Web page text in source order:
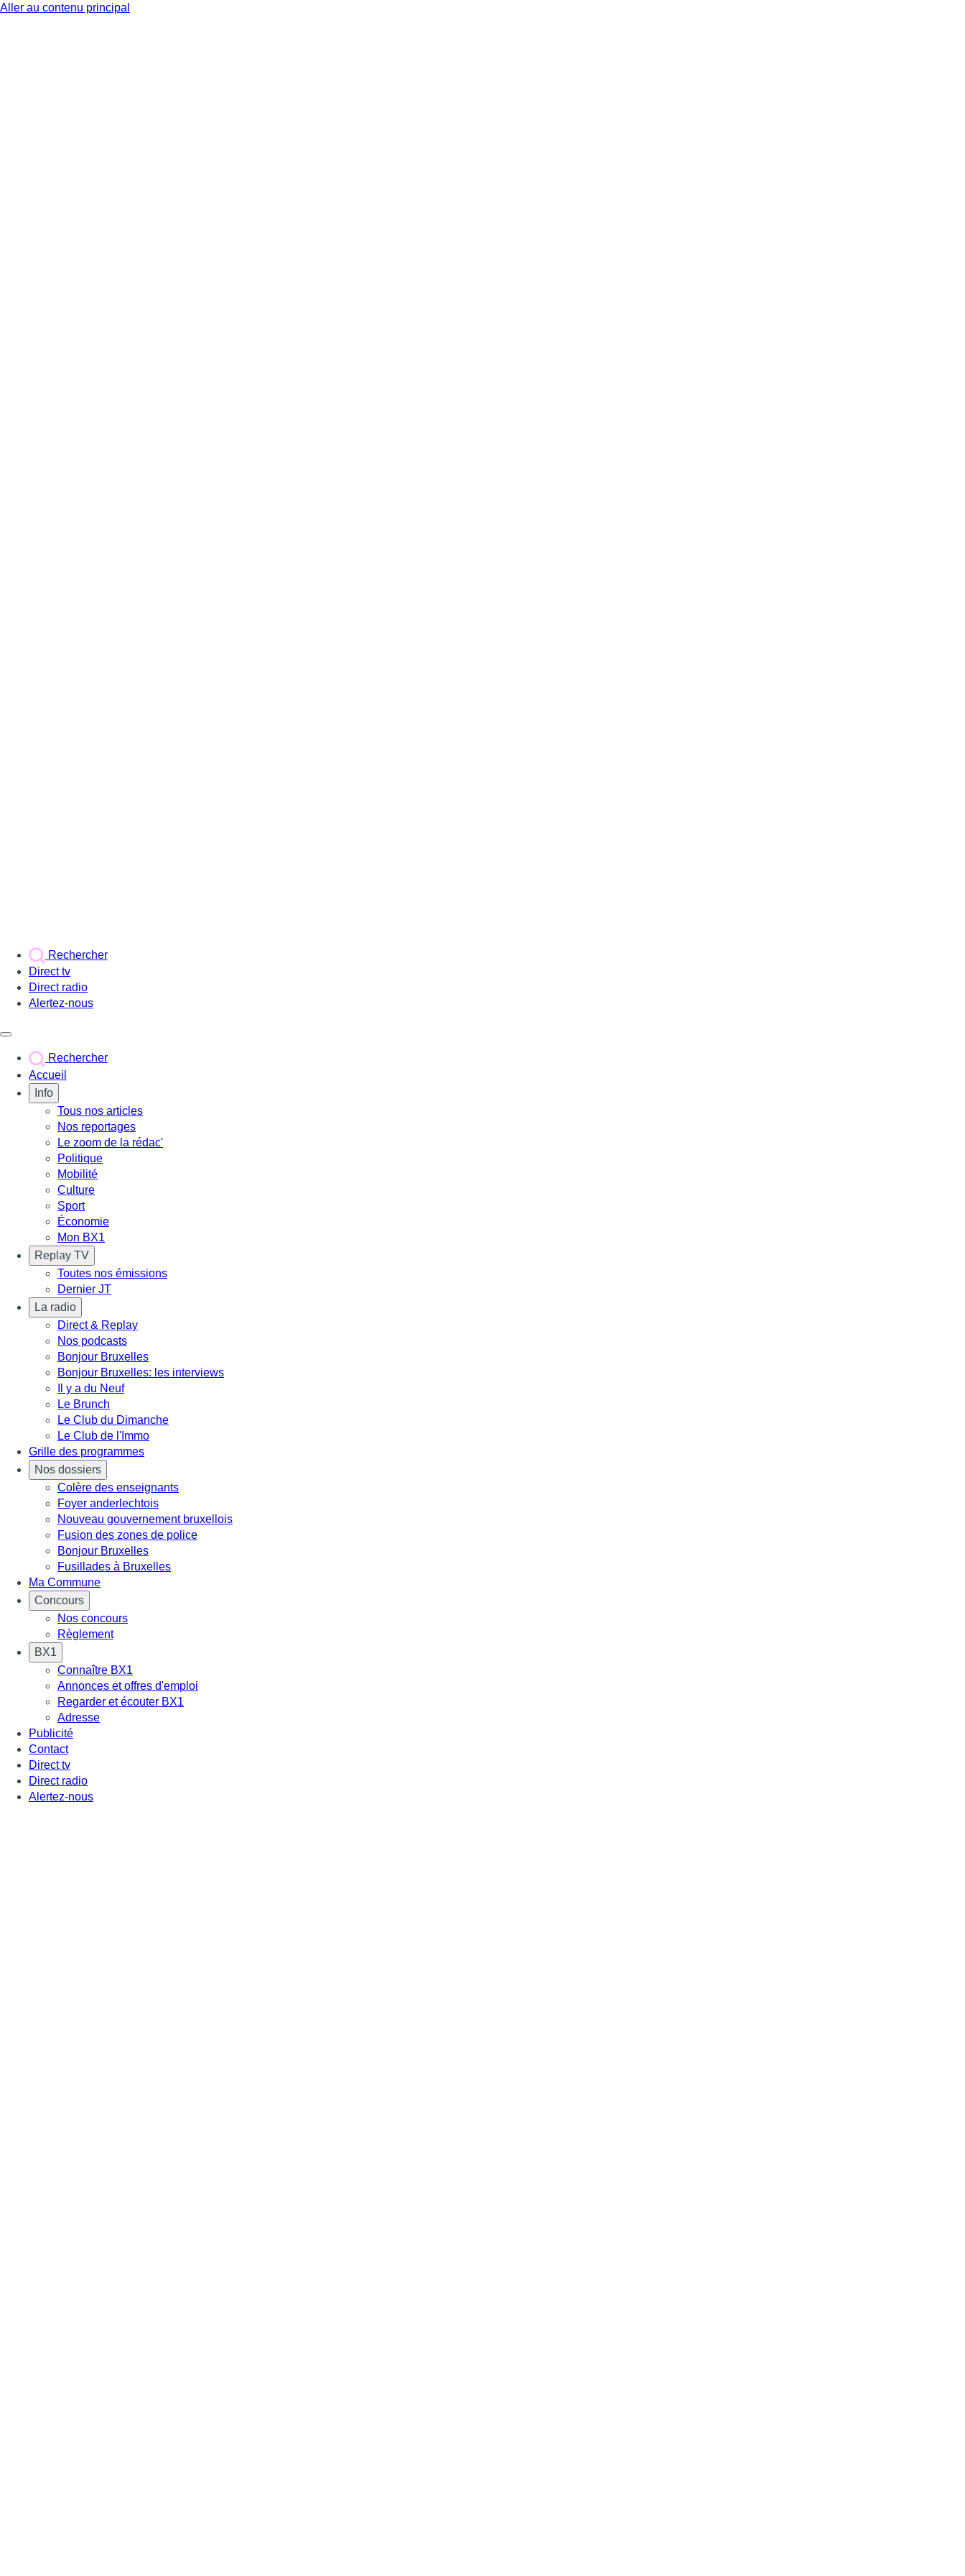
Aller au contenu principal
Rechercher
Direct tv
Direct radio
Alertez-nous
Rechercher
Accueil
Info
Tous nos articles
Nos reportages
Le zoom de la rédac'
Politique
Mobilité
Culture
Sport
Économie
Mon BX1
Replay TV
Toutes nos émissions
Dernier JT
La radio
Direct & Replay
Nos podcasts
Bonjour Bruxelles
Bonjour Bruxelles: les interviews
Il y a du Neuf
Le Brunch
Le Club du Dimanche
Le Club de l'Immo
Grille des programmes
Nos dossiers
Colère des enseignants
Foyer anderlechtois
Nouveau gouvernement bruxellois
Fusion des zones de police
Bonjour Bruxelles
Fusillades à Bruxelles
Ma Commune
Concours
Nos concours
Règlement
BX1
Connaître BX1
Annonces et offres d'emploi
Regarder et écouter BX1
Adresse
Publicité
Contact
Direct tv
Direct radio
Alertez-nous